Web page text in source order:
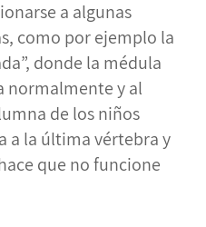
a algunas
como por ejemplo la
donde la médula
normalmente y al
de los niños
a la última vértebra y
que no funcione